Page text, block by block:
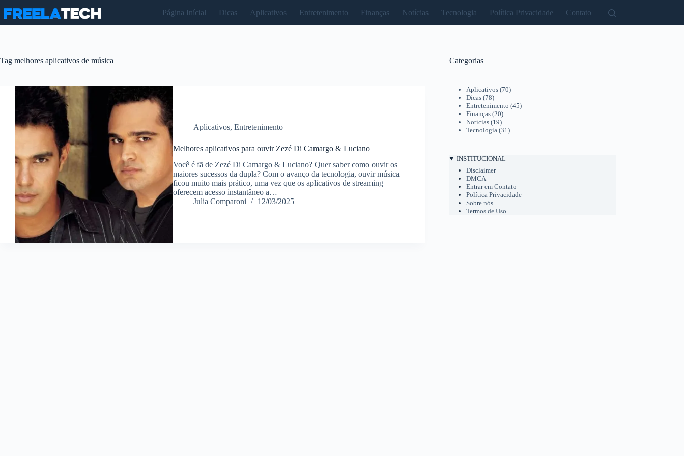
para
Página Inícial Dicas Aplicativos Entretenimento Finanças Notícias Tecnologia Política Privacidade Contato
Tag melhores aplicativos de música
Aplicativos, Entretenimento
Melhores aplicativos para ouvir Zezé Di Camargo & Luciano
Você é fã de Zezé Di Camargo & Luciano? Quer saber como ouvir os
maiores sucessos da dupla? Com o avanço da tecnologia, ouvir música
ficou muito mais prático, uma vez que os aplicativos de streaming
oferecem acesso instantâneo a…
Julia Comparoni
12/03/2025
Categorias
Aplicativos(70)
Dicas(78)
Entretenimento (45)
Finanças(20)
Notícias(19)
Tecnologia(31)
INSTITUCIONAL
Disclaimer
DMCA
Entrar em Contato
Política Privacidade
Sobre nós
Termos de Uso